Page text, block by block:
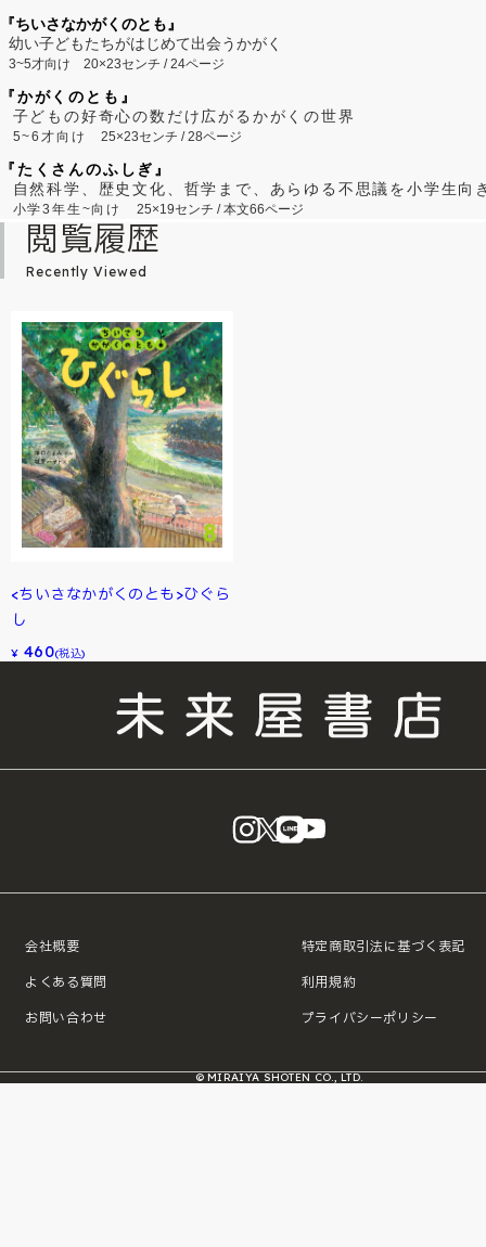
『ちいさなかがくのとも』
幼い子どもたちがはじめて出会うかがく
3~5才向け 20×23センチ / 24ページ
『かがくのとも』
子どもの好奇心の数だけ広がるかがくの世界
5~6才向け25×23センチ / 28ページ
『たくさんのふしぎ』
自然科学、歴史文化、哲学まで、あらゆる不思議を小学生向
小学3年生~向け 25×19センチ / 本文66ページ
閲覧履歴
Recently Viewed
<ちいさなかがくのとも>ひぐら
し
¥ 460(税込)
instagram
X LINE
会社概要
よくある質問
お問い合わせ
特定商取引法に基づく表記
利用規約
プライバシーポリシー
© MIRAIYA SHOTEN CO., LTD.